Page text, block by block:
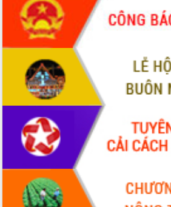
Phát động chiến dịch 30 ngày đêm
giải phóng mặt bằng Tuyến đường bộ
ven biển
Đắk Lắk nỗ lực thúc đẩy tăng trưởng
kinh tế từ 10% trở lên trong Quý
II/2026
Đắk Lắk ký kết thỏa thuận hợp tác về
chuyển đổi số giai đoạn 2026 – 2030
với Tập đoàn Bưu chính Viễn thông
Việt Nam
Thứ trưởng Bộ Y tế làm việc với tỉnh
Đắk Lắk về phát triển nhân lực y tế
Du lịch Đắk Lắk nâng tầm trải nghiệm
du khách thông qua Hệ thống cơ sở dữ
liệu và Bản đồ số